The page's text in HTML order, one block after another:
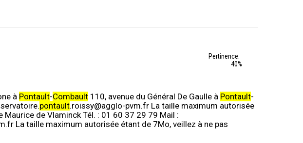
Pertinence:
40%
à Pontault-Combault110, avenue du Général De Gaulle à Pontault-
pontault.roissy@agglo-pvm.fr La taille maximum autorisée
Maurice de Vlaminck Tél. : 01 60 37 29 79 Mail :
La taille maximum autorisée étant de 7Mo, veillez à ne pas